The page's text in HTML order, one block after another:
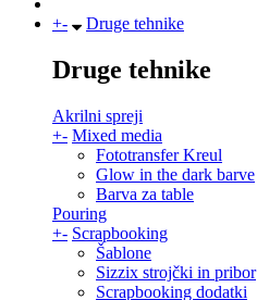
+- Druge tehnike
Druge tehnike
Akrilni spreji
+- Mixed media
Fototransfer Kreul
Glow in the dark barve
Barva za table
Pouring
+- Scrapbooking
Šablone
Sizzix strojčki in pribor
Scrapbooking dodatki